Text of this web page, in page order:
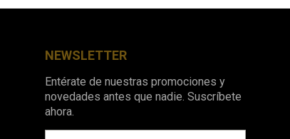
NEWSLETTER
Entérate de nuestras promociones y
novedades antes que nadie. Suscríbete
ahora.